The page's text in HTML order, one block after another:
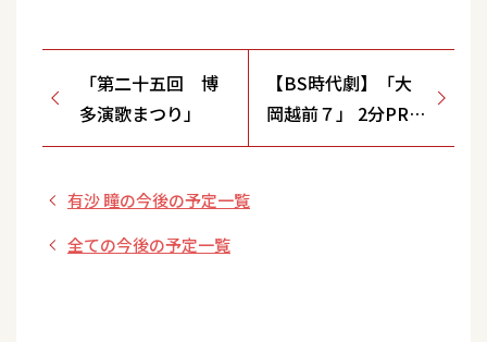
「第二十五回 博
多演歌まつり」
【BS時代劇】「大
岡越前７」 2分PR
新・大岡忠相！見ど
有沙 瞳の今後の予定一覧
全ての今後の予定一覧